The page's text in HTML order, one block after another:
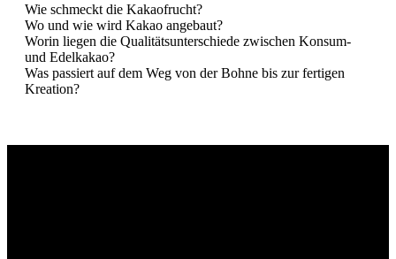
Wie schmeckt die Kakaofrucht?
Wo und wie wird Kakao angebaut?
Worin liegen die Qualitätsunterschiede zwischen Konsum-
und Edelkakao?
Was passiert auf dem Weg von der Bohne bis zur fertigen
Kreation?